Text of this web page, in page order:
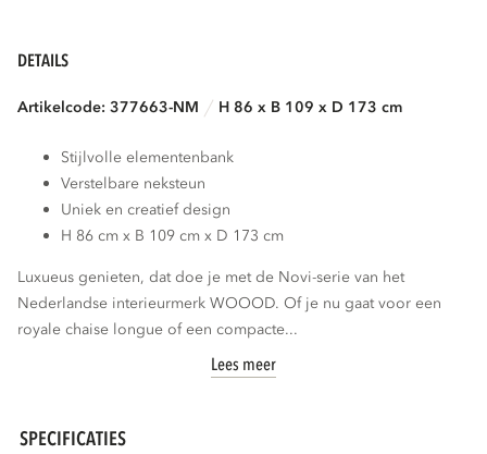
DETAILS
Artikelcode: 377663-NM H 86 x B 109 x D 173 cm
Stijlvolle elementenbank
Verstelbare neksteun
Uniek en creatief design
H 86 cm x B 109 cm x D 173 cm
Luxueus genieten, dat doe je met de Novi-serie van het
Nederlandse interieurmerk WOOOD. Of je nu gaat voor een
royale chaise longue of een compacte...
Lees meer
SPECIFICATIES